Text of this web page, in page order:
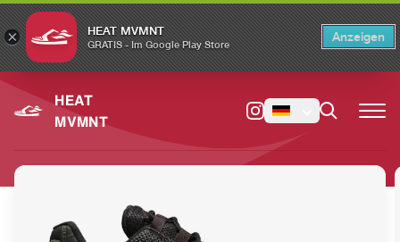
× HEAT MVMNT
GRATIS - Im Google Play Store
Anzeigen
HEAT
MVMNT
Switch to the English version? Switch ×